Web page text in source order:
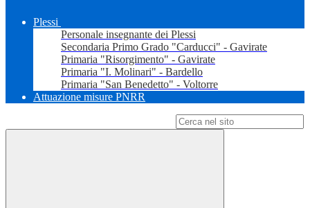
Plessi
Personale insegnante dei Plessi
Secondaria Primo Grado "Carducci" - Gavirate
Primaria "Risorgimento" - Gavirate
Primaria "I. Molinari" - Bardello
Primaria "San Benedetto" - Voltorre
Attuazione misure PNRR